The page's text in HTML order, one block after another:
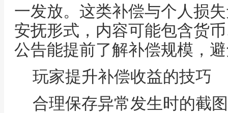
一发放。这类补偿与个人损
安抚形式，内容可能包含货
公告能提前了解补偿规模，
玩家提升补偿收益的技巧
合理保存异常发生时的截